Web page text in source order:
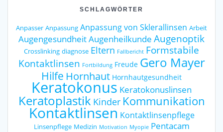
SCHLAGWÖRTER
Anpasser Anpassung Anpassung von Sklerallinsen Arbeit
AugengesundheitAugenheilkunde Augenoptik
Crosslinking diagnose Eltern Fallbericht Formstabile
Kontaktlinsen Fortbildung Freude Gero Mayer
Hilfe Hornhaut Hornhautgesundheit
Keratokonus Keratokonuslinsen
Keratoplastik Kinder Kommunikation
Kontaktlinsen Kontaktlinsenpflege
Linsenpflege Medizin Motivation Myopie Pentacam